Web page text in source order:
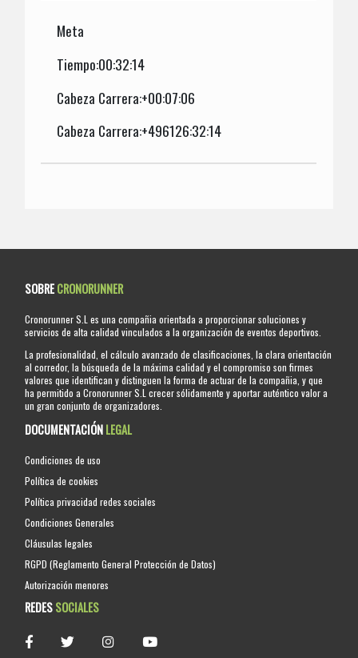
Meta
Tiempo:00:32:14
Cabeza Carrera:+00:07:06
Cabeza Carrera:+496126:32:14
SOBRECRONORUNNER
Cronorunner S.L es una compañia orientada a proporcionar soluciones y
servicios de alta calidad vinculados a la organización de eventos deportivos.
La profesionalidad, el cálculo avanzado de clasificaciones, la clara orientación
al corredor, la búsqueda de la máxima calidad y el compromiso son firmes
valores que identifican y distinguen la forma de actuar de la compañia, y que
ha permitido a Cronorunner S.L crecer sólidamente y aportar auténtico valor a
un gran conjunto de organizadores.
DOCUMENTACIÓNLEGAL
Condiciones de uso
Política de cookies
Política privacidad redes sociales
Condiciones Generales
Cláusulas legales
RGPD (Reglamento General Protección de Datos)
Autorización menores
REDESSOCIALES